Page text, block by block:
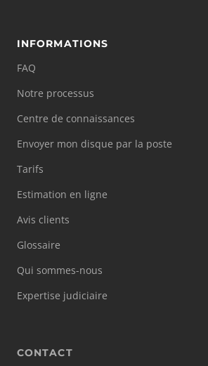
INFORMATIONS
FAQ
Notre processus
Centre de connaissances
Envoyer mon disque par la poste
Tarifs
Estimation en ligne
Avis clients
Glossaire
Qui sommes-nous
Expertise judiciaire
CONTACT